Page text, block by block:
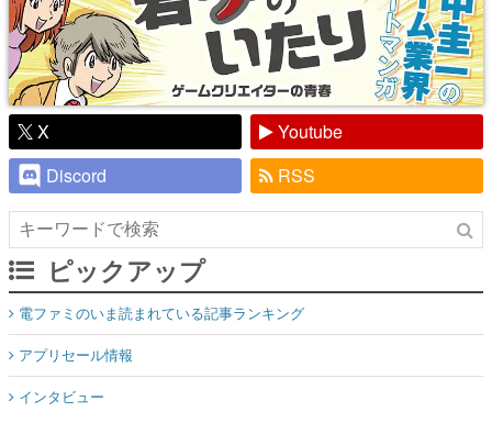
X
Youtube
Discord
RSS
ピックアップ
電ファミのいま読まれている記事ランキング
アプリセール情報
インタビュー